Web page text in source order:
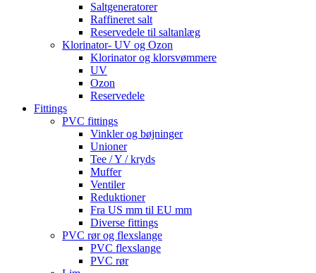
Saltgeneratorer
Raffineret salt
Reservedele til saltanlæg
Klorinator- UV og Ozon
Klorinator og klorsvømmere
UV
Ozon
Reservedele
Fittings
PVC fittings
Vinkler og bøjninger
Unioner
Tee / Y / kryds
Muffer
Ventiler
Reduktioner
Fra US mm til EU mm
Diverse fittings
PVC rør og flexslange
PVC flexslange
PVC rør